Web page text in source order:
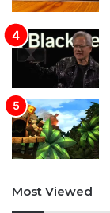
Most Viewed